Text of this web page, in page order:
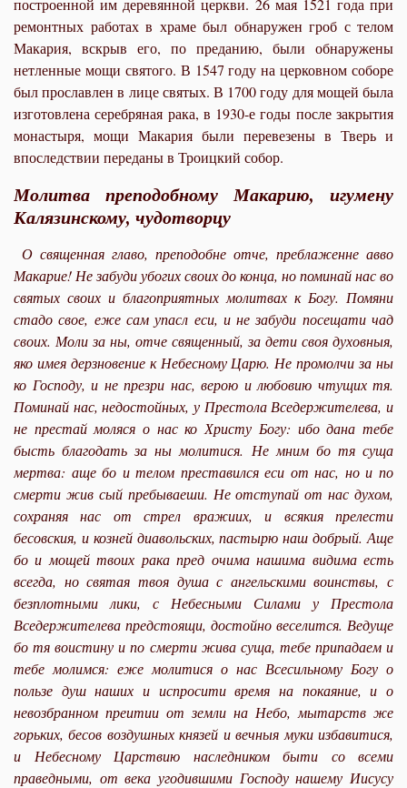
построенной им деревянной церкви. 26 мая 1521 года при
ремонтных работах в храме был обнаружен гроб с телом
Макария, вскрыв его, по преданию, были обнаружены
нетленные мощи святого. В 1547 году на церковном соборе
был прославлен в лице святых. В 1700 году для мощей была
изготовлена серебряная рака, в 1930-е годы после закрытия
монастыря, мощи Макария были перевезены в Тверь и
впоследствии переданы в Троицкий собор.
Молитва преподобному Макарию, игумену
Калязинскому, чудотворцу
О священная главо, преподобне отче, преблаженне авво
Макарие! Не забуди убогих своих до конца, но поминай нас во
святых своих и благоприятных молитвах к Богу. Помяни
стадо свое, еже сам упасл еси, и не забуди посещати чад
своих. Моли за ны, отче священный, за дети своя духовныя,
яко имея дерзновение к Небесному Царю. Не промолчи за ны
ко Господу, и не презри нас, верою и любовию чтущих тя.
Поминай нас, недостойных, у Престола Вседержителева, и
не престай моляся о нас ко Христу Богу: ибо дана тебе
бысть благодать за ны молитися. Не мним бо тя суща
мертва: аще бо и телом преставился еси от нас, но и по
смерти жив сый пребываеши. Не отступай от нас духом,
сохраняя нас от стрел вражиих, и всякия прелести
бесовския, и козней диавольских, пастырю наш добрый. Аще
бо и мощей твоих рака пред очима нашима видима есть
всегда, но святая твоя душа с ангельскими воинствы, с
безплотными лики, с Небесными Силами у Престола
Вседержителева предстоящи, достойно веселится. Ведуще
бо тя воистину и по смерти жива суща, тебе припадаем и
тебе молимся: еже молитися о нас Всесильному Богу о
пользе душ наших и испросити время на покаяние, и о
невозбранном преитии от земли на Небо, мытарств же
горьких, бесов воздушных князей и вечныя муки избавитися,
и Небесному Царствию наследником быти со всеми
праведными, от века угодившими Господу нашему Иисусу